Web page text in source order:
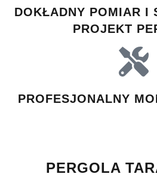
DOKŁADNY POMIAR I
PROJEKT
PROFESJONALNY
PERGOLA